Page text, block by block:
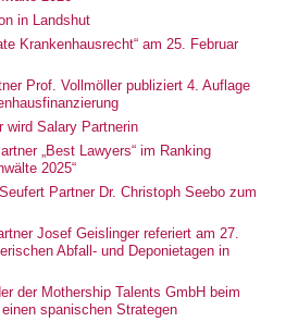
in Landshut
Krankenhausrecht“ am 25. Februar
Prof. Vollmöller publiziert 4. Auflage
wird Salary Partnerin
„Best Lawyers“ im Ranking
2025“
Partner Dr. Christoph Seebo zum
Josef Geislinger referiert am 27.
Abfall- und Deponietagen in
der Mothership Talents GmbH beim
spanischen Strategen